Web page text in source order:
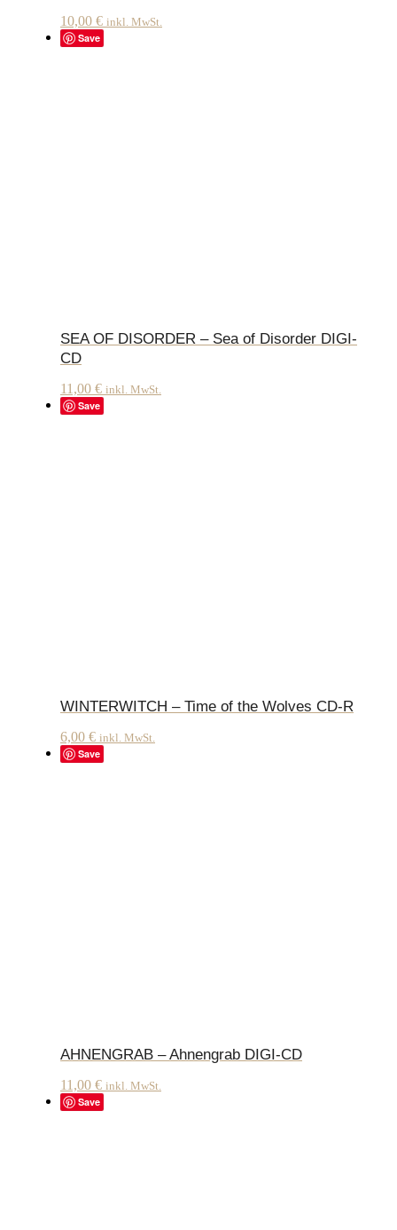
10,00 € inkl. MwSt.
Save
SEA OF DISORDER – Sea of Disorder DIGI-
CD
11,00 € inkl. MwSt.
Save
WINTERWITCH – Time of the Wolves CD-R
6,00 € inkl. MwSt.
Save
AHNENGRAB – Ahnengrab DIGI-CD
11,00 € inkl. MwSt.
Save